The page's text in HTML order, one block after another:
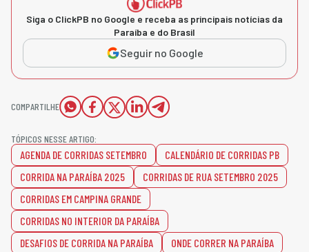
Siga o ClickPB no Google e receba as principais notícias da
Paraíba e do Brasil
Seguir no Google
COMPARTILHE
TÓPICOS NESSE ARTIGO:
AGENDA DE CORRIDAS SETEMBRO
CALENDÁRIO DE CORRIDAS PB
CORRIDA NA PARAÍBA 2025
CORRIDAS DE RUA SETEMBRO 2025
CORRIDAS EM CAMPINA GRANDE
CORRIDAS NO INTERIOR DA PARAÍBA
DESAFIOS DE CORRIDA NA PARAÍBA
ONDE CORRER NA PARAÍBA